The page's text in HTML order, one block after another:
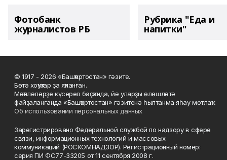
Фотобанк
журналистов РБ
Рубрика "Еда и
напитки"
© 1917 - 2026 «Башҡортостан» гәзите.
Бөтә хоҡуҡтар ҙа яҡланған.
Мәҡәләләрҙе күсереп баҫҡанда, йә уларҙы өлөшләтә
файҙаланғанда «Башҡортостан» гәзитенә һылтанма яһау мотлаҡ.
Об использовании персональных данных
Зарегистрировано Федеральной службой по надзору в сфере
связи, информационных технологий и массовых
коммуникаций (РОСКОМНАДЗОР). Регистрационный номер:
серия ПИ ФС77-33205 от 11 сентября 2008 г.